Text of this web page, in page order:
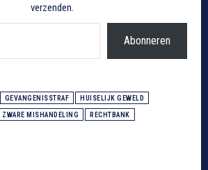
verzenden.
Abonneren
GEVANGENISSTRAF HUISELIJK GEWELD
ZWARE MISHANDELING RECHTBANK